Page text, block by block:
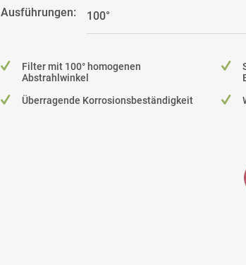
Ausführungen:
Filter mit 100° homogenen
Abstrahlwinkel
Überragende Korrosionsbeständigkeit